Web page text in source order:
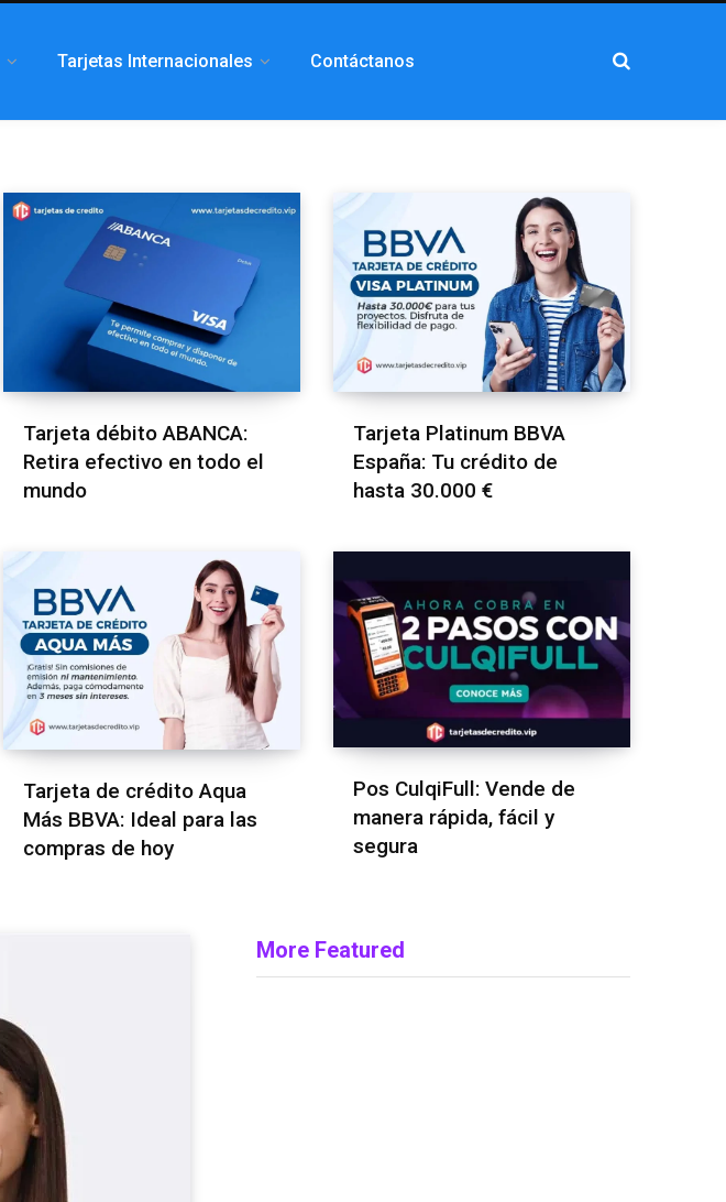
Tarjetas Internacionales Contáctanos
Tarjeta débito ABANCA:
Retira efectivo en todo el
mundo
Tarjeta Platinum BBVA
España: Tu crédito de
hasta 30.000 €
Tarjeta de crédito Aqua
Más BBVA: Ideal para las
compras de hoy
Pos CulqiFull: Vende de
manera rápida, fácil y
segura
More Featured